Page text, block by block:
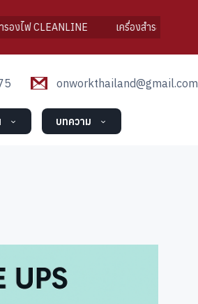
เครื่องสำรองไฟ iPower
onworkthailand@gmail.com
บทความ